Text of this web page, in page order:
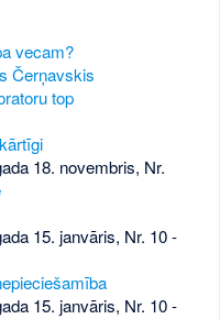
vecam?
Čerņavskis
top
18. novembris, Nr.
15. janvāris, Nr. 10-
15. janvāris, Nr. 10-